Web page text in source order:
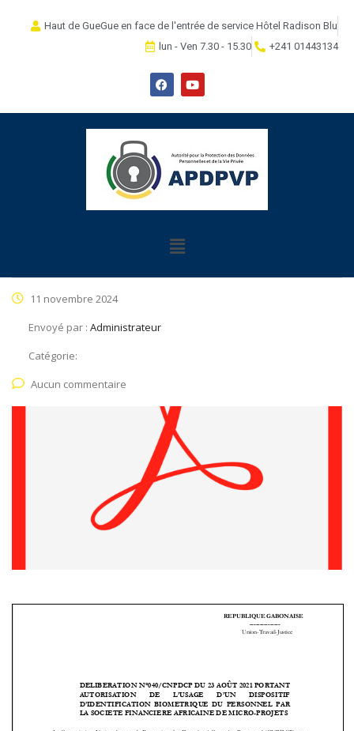
Haut de GueGue en face de l'entrée de service Hôtel Radison Blu
lun - Ven 7.30 - 15.30
+241 01443134
11 novembre 2024
Envoyé par : Administrateur
Catégorie:
Aucun commentaire